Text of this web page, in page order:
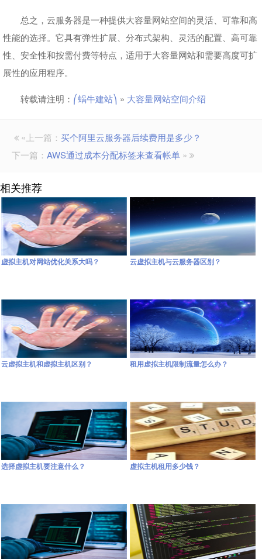
总之，云服务器是一种提供大容量网站空间的灵活、可靠和高
性能的选择。它具有弹性扩展、分布式架构、灵活的配置、高可靠
性、安全性和按需付费等特点，适用于大容量网站和需要高度可扩
展性的应用程序。
转载请注明： ⎛蜗牛建站⎞ » 大容量网站空间介绍
«上一篇： 买个阿里云服务器后续费用是多少？
下一篇： AWS通过成本分配标签来查看帐单 »
相关推荐
虚拟主机对网站优化关系大吗？ 云虚拟主机与云服务器区别？
云虚拟主机和虚拟主机区别？ 租用虚拟主机限制流量怎么办？
选择虚拟主机要注意什么？ 虚拟主机租用多少钱？